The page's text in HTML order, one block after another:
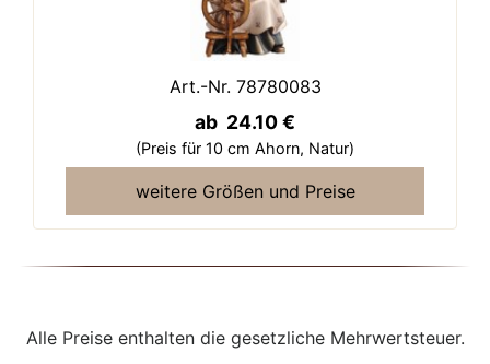
Art.-Nr. 78780083
ab 24.10 €
(Preis für 10 cm Ahorn, Natur)
weitere Größen und Preise
Alle Preise enthalten die gesetzliche Mehrwertsteuer.